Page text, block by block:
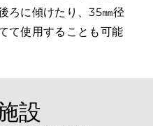
ろに傾けたり、35㎜径
て使用することも可能
設